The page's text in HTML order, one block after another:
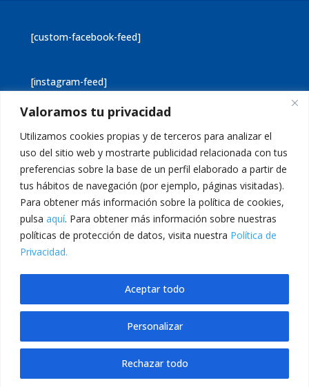
Valoramos tu privacidad
Utilizamos cookies propias y de terceros para analizar el
uso del sitio web y mostrarte publicidad relacionada con tus
preferencias sobre la base de un perfil elaborado a partir de
tus hábitos de navegación (por ejemplo, páginas visitadas).
Para obtener más información sobre la política de cookies,
pulsa aquí. Para obtener más información sobre nuestras
políticas de protección de datos, visita nuestra Política de
Privacidad.
Personalizar
Rechazar todo
Aceptar todo
[custom-facebook-feed]
[instagram-feed]
Aviso legal
Política de cookies
Calle San Martín, 56 · 46980 · Paterna · Valencia Telf:
961 383 014 · epadmon@lasallevp.es
Translate »
betcell girişgrandpashabet